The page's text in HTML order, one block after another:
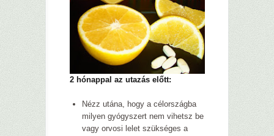
2 hónappal az utazás előtt:
Nézz utána, hogy a célországba
milyen gyógyszert nem vihetsz be
vagy orvosi lelet szükséges a